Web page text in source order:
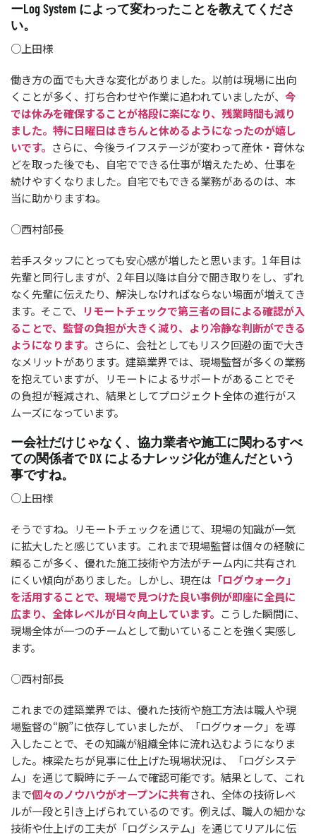
ーLog System によって変わったことを教えてくださ
い。
○上田様
働き方の面でも大きな変化がありました。以前は現場に出向
くことが多く、打ち合わせや作業に追われていましたが、 今
では休みを確保することが格段に楽になり、残業時間も減り
ました。特に日曜日はきちんと休めるようになったのが嬉し
いです。 さらに、今後ライフステージが変わって産休・育休な
どを取った後でも、自宅でできる仕事が増えたため、仕事を
続けやすくなりました。自宅でもできる業務があるのは、本
当に助かりますね。
○西村部長
若手スタッフにとっても安心感が増したと思います。1 年目は
先輩と同行しますが、2 年目以降は自分で聞き取りをし、ずれ
なく先輩に伝えたり、解決しなければならない場面が増えてき
ます。そこで、
リモートチェックで第三者の目による確認が入
ることで、監督の負担が大きく減り、より冷静な判断ができる
ようになります。 さらに、会社としてもリスク回避の面で大き
なメリットがあります。建築業界では、現場監督が多くの業務
を抱えていますが、リモートによるサポートがあることでそ
の負担が軽減され、結果としてプロジェクト全体の進行がス
ムーズになっています。
ー会社だけじゃなく、協力業者や施工に関わるすべ
ての関係者で DX によるナレッジ化が進んだという
事ですね。
○上田様
そうですね。リモートチェックを通じて、現場の知識が一気
に拡大したと感じています。これまで現場監督は個々の経験に
頼るこが多く、優れた施工技術や方法がチーム内に共有され
にくい傾向がありました。しかし、現在は 「ログウォーク」
を活用することで、現場で見つけた良い事例が即座に全員に
広まり、全体レベルが日々向上しています。 こうした瞬間に、
現場全体が一つのチームとして動いていることを強く実感し
ます。
○西村部長
これまでの建築業界では、優れた技術や施工方法は職人や現
場監督の“腕”に依存していましたが、「ログウォーク」を導
入したことで、その知識が組織全体に流れ込むようになりま
した。棟梁たちが見事に仕上げた現場状況は、「ログシステ
ム」を通じて瞬時にチームで確認可能です。結果として、これ
まで個々のノウハウがオープンに共有され、全体の技術レベ
ルが一段と引き上げられているのです。例えば、職人の細かな
技術や仕上げの工夫が「ログシステム」を通じてリアルに伝